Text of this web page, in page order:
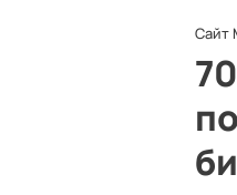
Сайт